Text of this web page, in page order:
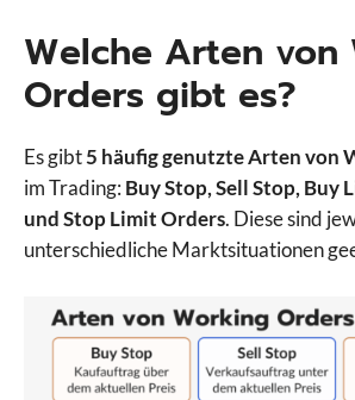
Welche Arten von
Orders gibt es?
Es gibt5 häufig genutzte Arten von
im Trading: Buy Stop, Sell Stop, Buy
und Stop Limit Orders. Diese sind
unterschiedliche Marktsituationen